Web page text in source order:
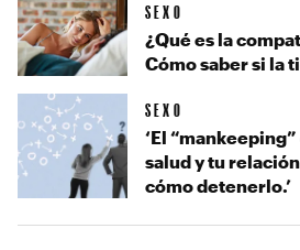
SEXO
¿Qué es la
Cómo saber si la
SEXO
‘El
salud y tu
cómo detenerlo.’